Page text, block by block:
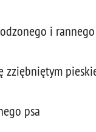
i
zziębniętym
psa